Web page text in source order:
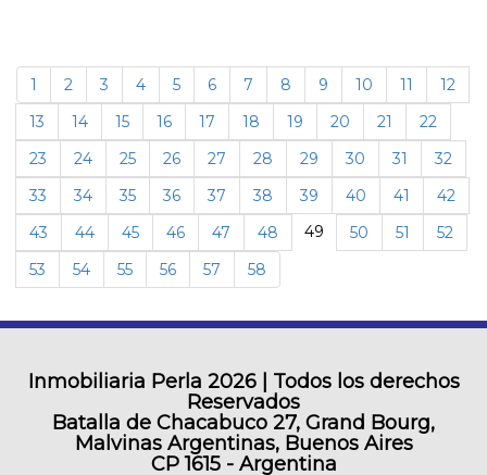
1 2 3 4 5 6 7 8 9 10 11
12
13
14 15 16 17 18 19 20 21
22
23
24 25 26 27 28 29 30 31
32
33
34 35 36 37 38 39 40 41
42
43
44 45 46 47 48 49 50 51
52
53
54 55 56 57 58
Inmobiliaria Perla 2026 | Todos los derechos
Reservados
Batalla de Chacabuco 27, Grand Bourg,
Malvinas Argentinas, Buenos Aires
CP 1615 - Argentina